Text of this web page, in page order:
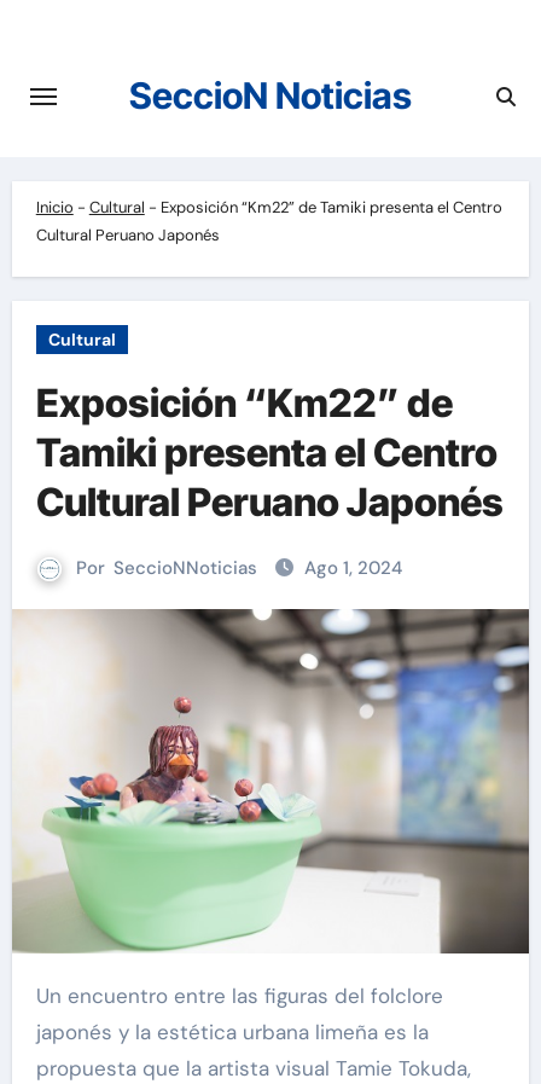
contenido
SeccioN Noticias
Inicio - Cultural - Exposición “Km22” de Tamiki presenta el Centro
Cultural Peruano Japonés
Cultural
Exposición “Km22” de
Tamiki presenta el Centro
Cultural Peruano Japonés
Por SeccioNNoticias Ago 1, 2024
Un encuentro entre las figuras del folclore
japonés y la estética urbana limeña es la
propuesta que la artista visual Tamie Tokuda,